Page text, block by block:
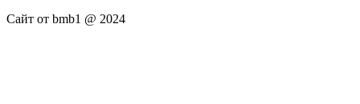
Сайт от bmb1 @ 2024